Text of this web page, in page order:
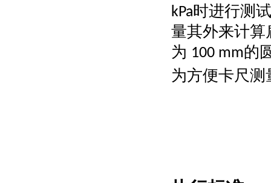
kPa时进行测
量其外来计
为 100 mm的
为方便卡尺测